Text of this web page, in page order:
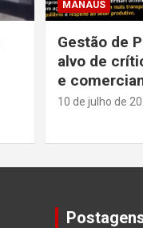
MANAUS
Gestão de
alvo de
e
10 de julho de